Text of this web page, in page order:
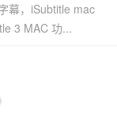
幕，iSubtitle mac
3 MAC 功...